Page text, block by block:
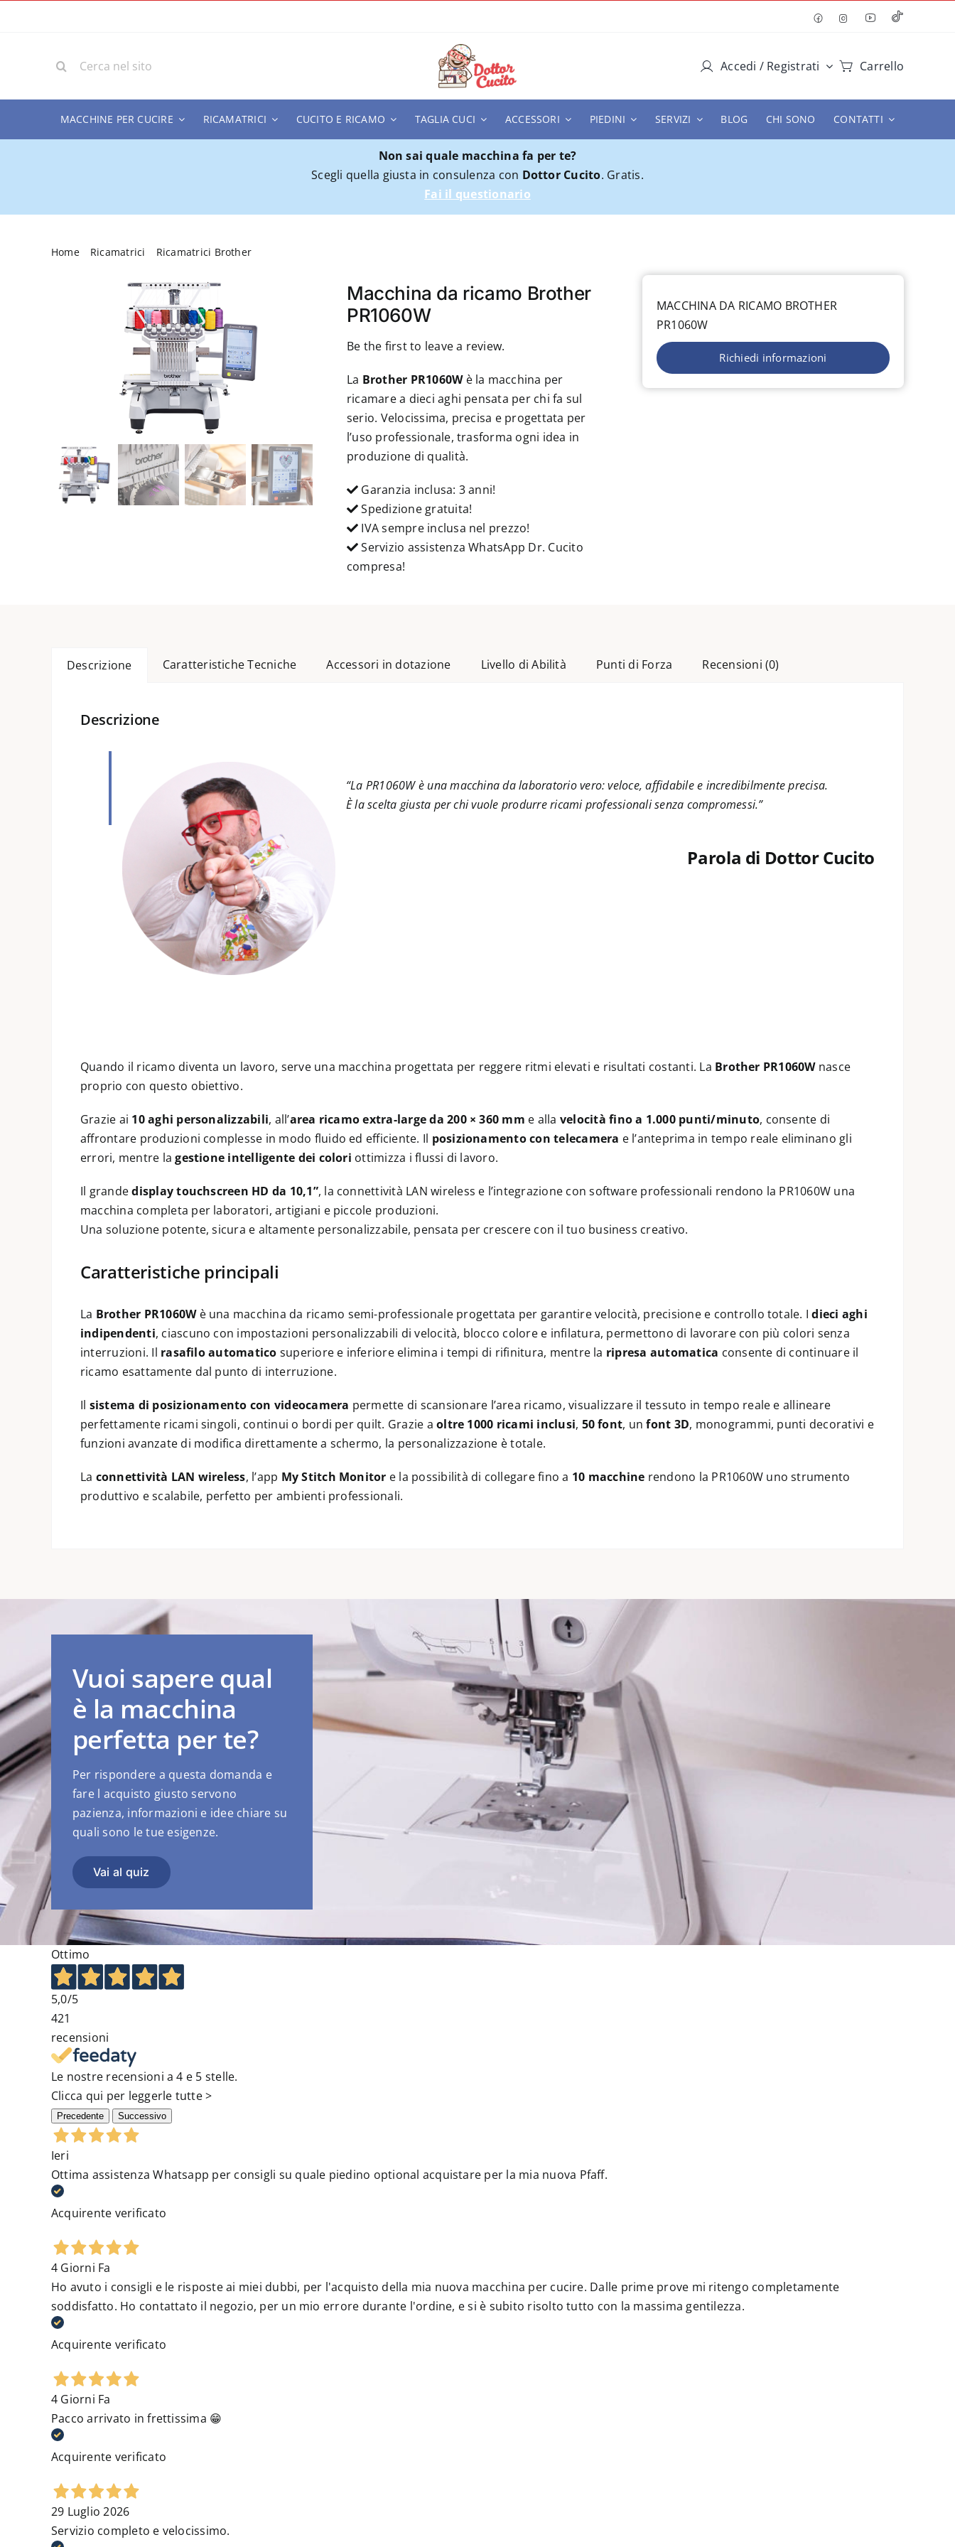
per:
Accedi / Registrati Carrello
MACCHINE PER CUCIRE RICAMATRICI CUCITO E RICAMO TAGLIA CUCI ACCESSORI PIEDINI SERVIZI BLOG CHI SONO CONTATTI
Non sai quale macchina fa per te?
Scegli quella giusta in consulenza con Dottor Cucito. Gratis.
Fai il questionario
Home Ricamatrici Ricamatrici Brother
Macchina da ricamo Brother
PR1060W
Be the first to leave a review.
La Brother PR1060Wè la macchina per
ricamare a dieci aghi pensata per chi fa sul
serio. Velocissima, precisa e progettata per
l’uso professionale, trasforma ogni idea in
produzione di qualità.
Garanzia inclusa: 3 anni!
Spedizione gratuita!
IVA sempre inclusa nel prezzo!
Servizio assistenza WhatsApp Dr. Cucito
compresa!
MACCHINA DA RICAMO BROTHER
PR1060W
Richiedi informazioni
Descrizione Caratteristiche Tecniche Accessori in dotazione Livello di Abilità Punti di Forza Recensioni (0)
Descrizione
“La PR1060W è una macchina da laboratorio vero: veloce, affidabile e incredibilmente precisa.
È la scelta giusta per chi vuole produrre ricami professionali senza compromessi.”
Parola di Dottor Cucito
Quando il ricamo diventa un lavoro, serve una macchina progettata per reggere ritmi elevati e risultati costanti. La Brother PR1060Wnasce
proprio con questo obiettivo.
Grazie ai 10 aghi personalizzabili, all’area ricamo extra-large da 200 × 360 mm e alla velocità fino a 1.000 punti/minuto, consente di
affrontare produzioni complesse in modo fluido ed efficiente. Il posizionamento con telecamera e l’anteprima in tempo reale eliminano gli
errori, mentre lagestione intelligente dei colori ottimizza i flussi di lavoro.
Il grandedisplay touchscreen HD da 10,1”, la connettività LAN wireless e l’integrazione con software professionali rendono la PR1060W una
macchina completa per laboratori, artigiani e piccole produzioni.
Una soluzione potente, sicura e altamente personalizzabile, pensata per crescere con il tuo business creativo.
Caratteristiche principali
La Brother PR1060Wè una macchina da ricamo semi-professionale progettata per garantire velocità, precisione e controllo totale. Idieci aghi
indipendenti, ciascuno con impostazioni personalizzabili di velocità, blocco colore e infilatura, permettono di lavorare con più colori senza
interruzioni. Il rasafilo automatico superiore e inferiore elimina i tempi di rifinitura, mentre la ripresa automatica consente di continuare il
ricamo esattamente dal punto di interruzione.
Il sistema di posizionamento con videocamera permette di scansionare l’area ricamo, visualizzare il tessuto in tempo reale e allineare
perfettamente ricami singoli, continui o bordi per quilt. Grazie aoltre 1000 ricami inclusi, 50 font, unfont 3D, monogrammi, punti decorativi e
funzioni avanzate di modifica direttamente a schermo, la personalizzazione è totale.
La connettività LAN wireless, l’app My Stitch Monitor e la possibilità di collegare fino a 10 macchine rendono la PR1060W uno strumento
produttivo e scalabile, perfetto per ambienti professionali.
Vuoi sapere qual
è la macchina
perfetta per te?
Per rispondere a questa domanda e
fare l acquisto giusto servono
pazienza, informazioni e idee chiare su
quali sono le tue esigenze.
Vai al quiz
Ottimo
5,0/5
421
recensioni
Le nostre recensioni a 4 e 5 stelle.
Clicca qui per leggerle tutte >
Precedente Successivo
Ieri
Ottima assistenza Whatsapp per consigli su quale piedino optional acquistare per la mia nuova Pfaff.
Acquirente verificato
4 Giorni Fa
Ho avuto i consigli e le risposte ai miei dubbi, per l'acquisto della mia nuova macchina per cucire. Dalle prime prove mi ritengo completamente
soddisfatto. Ho contattato il negozio, per un mio errore durante l'ordine, e si è subito risolto tutto con la massima gentilezza.
Acquirente verificato
4 Giorni Fa
Pacco arrivato in frettissima 😁
Acquirente verificato
29 Luglio 2026
Servizio completo e velocissimo.